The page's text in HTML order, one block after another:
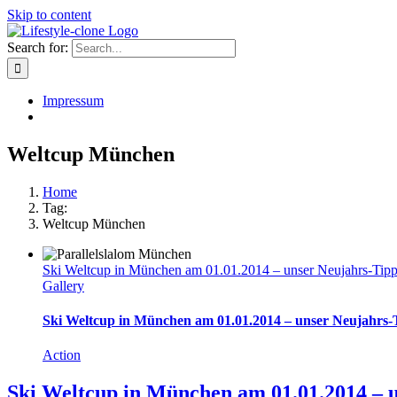
Skip to content
Search for:
Impressum
Weltcup München
Home
Tag:
Weltcup München
Ski Weltcup in München am 01.01.2014 – unser Neujahrs-Tipp
Gallery
Ski Weltcup in München am 01.01.2014 – unser
Action